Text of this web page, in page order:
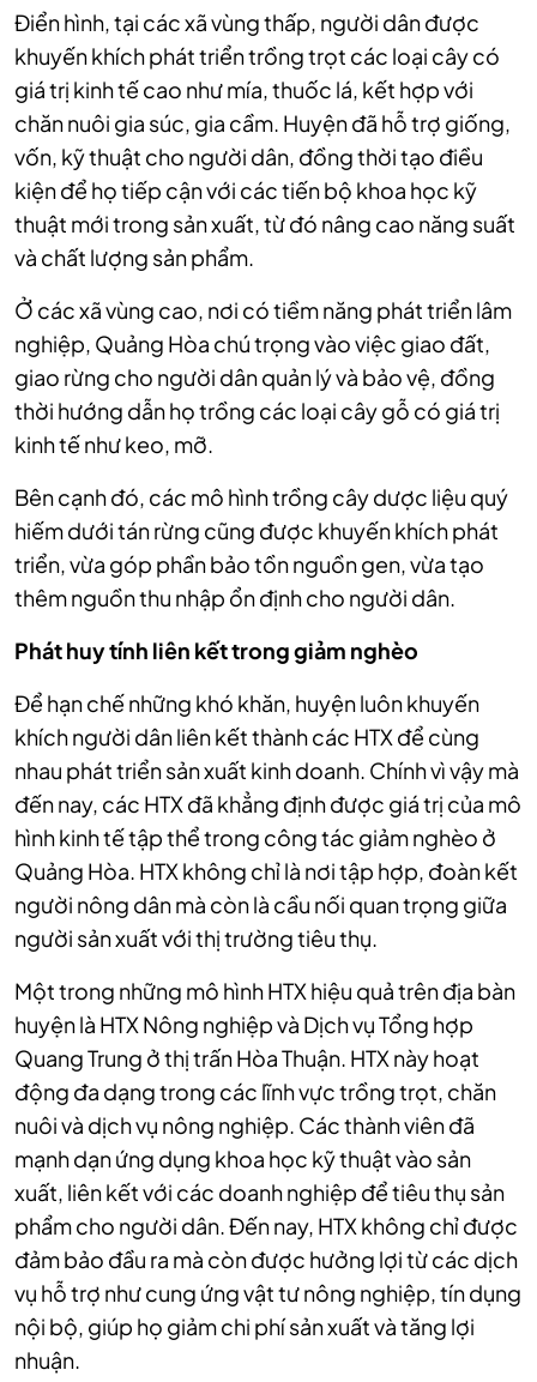
Điển hình, tại các xã vùng thấp, người dân được
khuyến khích phát triển trồng trọt các loại cây có
giá trị kinh tế cao như mía, thuốc lá, kết hợp với
chăn nuôi gia súc, gia cầm. Huyện đã hỗ trợ giống,
vốn, kỹ thuật cho người dân, đồng thời tạo điều
kiện để họ tiếp cận với các tiến bộ khoa học kỹ
thuật mới trong sản xuất, từ đó nâng cao năng suất
và chất lượng sản phẩm.
Ở các xã vùng cao, nơi có tiềm năng phát triển lâm
nghiệp, Quảng Hòa chú trọng vào việc giao đất,
giao rừng cho người dân quản lý và bảo vệ, đồng
thời hướng dẫn họ trồng các loại cây gỗ có giá trị
kinh tế như keo, mỡ.
Bên cạnh đó, các mô hình trồng cây dược liệu quý
hiếm dưới tán rừng cũng được khuyến khích phát
triển, vừa góp phần bảo tồn nguồn gen, vừa tạo
thêm nguồn thu nhập ổn định cho người dân.
Phát huy tính liên kết trong giảm nghèo
Để hạn chế những khó khăn, huyện luôn khuyến
khích người dân liên kết thành các HTX để cùng
nhau phát triển sản xuất kinh doanh. Chính vì vậy mà
đến nay, các HTX đã khẳng định được giá trị của mô
hình kinh tế tập thể trong công tác giảm nghèo ở
Quảng Hòa. HTX không chỉ là nơi tập hợp, đoàn kết
người nông dân mà còn là cầu nối quan trọng giữa
người sản xuất với thị trường tiêu thụ.
Một trong những mô hình HTX hiệu quả trên địa bàn
huyện là HTX Nông nghiệp và Dịch vụ Tổng hợp
Quang Trung ở thị trấn Hòa Thuận. HTX này hoạt
động đa dạng trong các lĩnh vực trồng trọt, chăn
nuôi và dịch vụ nông nghiệp. Các thành viên đã
mạnh dạn ứng dụng khoa học kỹ thuật vào sản
xuất, liên kết với các doanh nghiệp để tiêu thụ sản
phẩm cho người dân. Đến nay, HTX không chỉ được
đảm bảo đầu ra mà còn được hưởng lợi từ các dịch
vụ hỗ trợ như cung ứng vật tư nông nghiệp, tín dụng
nội bộ, giúp họ giảm chi phí sản xuất và tăng lợi
nhuận.